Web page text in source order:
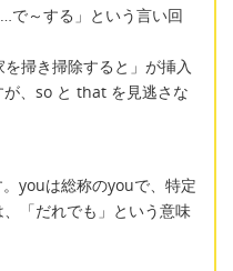
～する」という言い回
掃き掃除すると」が挿入
、so と that を見逃さな
youは総称のyouで、特定
「だれでも」という意味